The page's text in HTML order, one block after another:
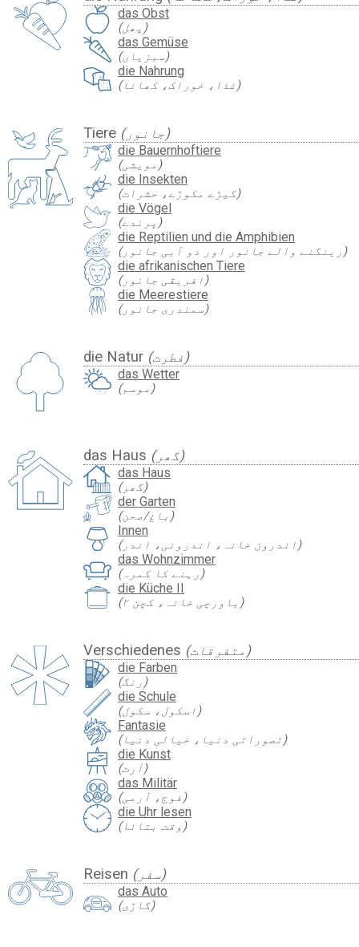
das Obst
(پھل)
das Gemüse
(سبزیاں)
die Nahrung
(غذا، خوراک، کھانا)
Tiere (جانور)
die Bauernhoftiere
(مویشی)
die Insekten
(کیڑے مکوڑے، حشرات)
die Vögel
(پرندے)
die Reptilien und die Amphibien
(رینگنے والے جانور اور دو آبی جانور)
die afrikanischen Tiere
(افریقی جانور)
die Meerestiere
(سمندری جانور)
die Natur (فطرت)
das Wetter
(موسم)
das Haus (گھر)
das Haus
(گھر)
der Garten
(باغ/صحن)
Innen
(اندرونِ خانہ، اندرونی، اندر)
das Wohnzimmer
(رہنے کا کمرہ)
die Küche II
(باورچی خانہ، کچن ۲)
Verschiedenes (متفرقات)
die Farben
(رنگ)
die Schule
(اسکول، سکول)
Fantasie
(تصوراتی دنیا، خیالی دنیا)
die Kunst
(آرٹ)
das Militär
(فوج، آرمی)
die Uhr lesen
(وقت بتانا)
Reisen (سفر)
das Auto
(گاڑی)